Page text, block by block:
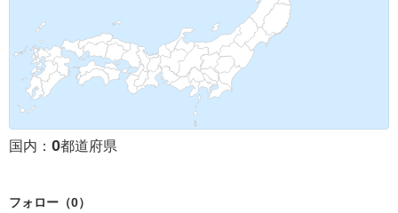
国内： 0都道府県
フォロー（0）